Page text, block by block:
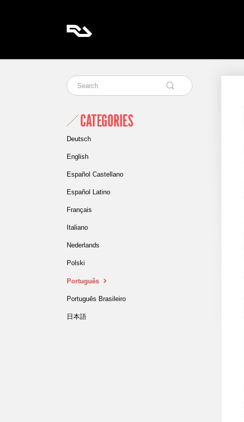
CATEGORIES
Deutsch
English
Español Castellano
Español Latino
Français
Italiano
Nederlands
Polski
Português
Português Brasileiro
日本語